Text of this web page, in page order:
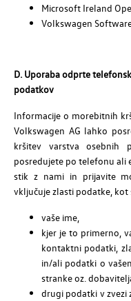
Microsoft Ireland
Volkswagen
D. Uporaba odprte
podatkov
Informacije o morebitnih
Volkswagen AG lahko
kršitev varstva osebnih
posredujete po telefonu ali
stik z nami in prijavite
vključuje zlasti podatke, kot
vaše ime,
kjer je to primerno,
kontaktni podatki,
in/ali podatki o
stranke oz.
drugi podatki v zvezi